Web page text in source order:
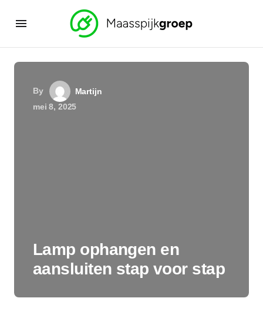
By
Martijn
mei 8, 2025
Lamp ophangen en
aansluiten stap voor stap